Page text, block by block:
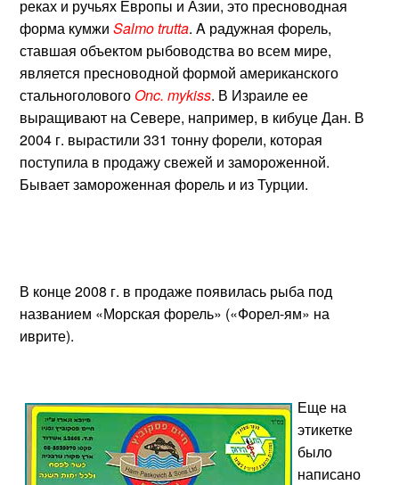
реках и ручьях Европы и Азии, это пресноводная
форма кумжиSalmo trutta. A радужная форель,
ставшая объектом рыбоводства во всем мире,
является пресноводной формой американского
стальноголовогоOnc. mykiss. В Израиле ее
выращивают на Севере, например, в кибуце Дан. В
2004 г. вырастили 331 тонну форели, которая
поступила в продажу свежей и замороженной.
Бывает замороженная форель и из Турции.
В конце 2008 г. в продаже появилась рыба под
названием «Морская форель» («Форел-ям» на
иврите).
Еще на
этикетке
было
написано